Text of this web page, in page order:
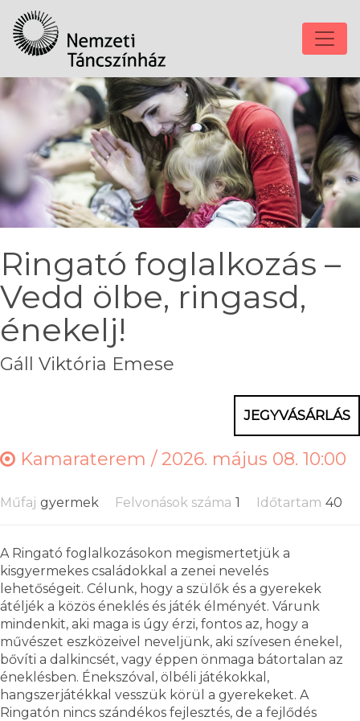
Ringató foglalkozás –
Vedd ölbe, ringasd,
énekelj!
Gáll Viktória Emese
JEGYVÁSÁRLÁS
Kamaraterem /2026. május 08. 10:00
Műfaj gyermek Felvonások száma 1 Időtartam 40
A Ringató foglalkozásokon megismertetjük a
kisgyermekes családokkal a zenei nevelés
lehetőségeit. Célunk, hogy a szülők és a gyerekek
átéljék a közös éneklés és játék élményét. Várunk
mindenkit, aki maga is úgy érzi, fontos az, hogy a
művészet eszközeivel neveljünk, aki szívesen énekel,
bővíti a dalkincsét, vagy éppen önmaga bátortalan az
éneklésben. Énekszóval, ölbéli játékokkal,
hangszerjátékkal vesszük körül a gyerekeket. A
Ringatón nincs szándékos fejlesztés, de a fejlődés